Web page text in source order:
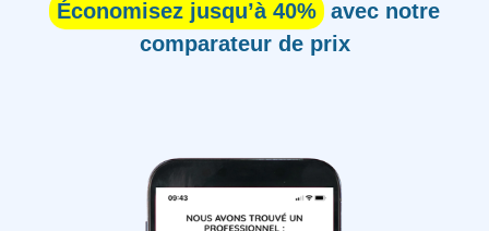
Économisez jusqu’à 40% avec notre
comparateur de prix